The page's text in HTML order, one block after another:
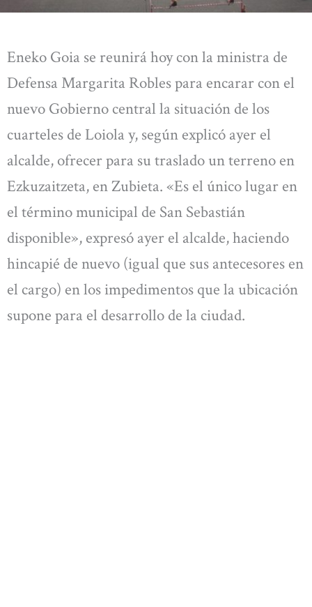
Eneko Goia se reunirá hoy con la ministra de
Defensa Margarita Robles para encarar con el
nuevo Gobierno central la situación de los
cuarteles de Loiola y, según explicó ayer el
alcalde, ofrecer para su traslado un terreno en
Ezkuzaitzeta, en Zubieta. «Es el único lugar en
el término municipal de San Sebastián
disponible», expresó ayer el alcalde, haciendo
hincapié de nuevo (igual que sus antecesores en
el cargo) en los impedimentos que la ubicación
supone para el desarrollo de la ciudad.